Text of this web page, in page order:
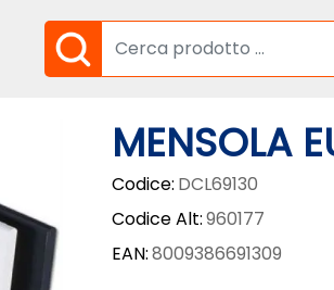
MENSOLA
Codice: DCL69130
Codice Alt:960177
EAN:8009386691309